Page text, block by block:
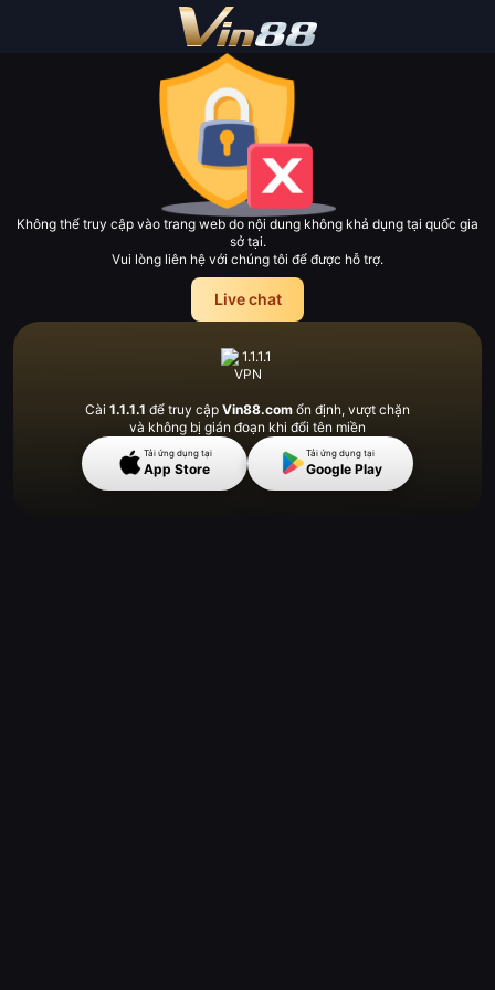
Không thể truy cập vào trang web do nội dung không khả dụng tại quốc gia
sở tại.
Vui lòng liên hệ với chúng tôi để được hỗ trợ.
Live chat
Cài 1.1.1.1 để truy cập Vin88.com ổn định, vượt chặn
và không bị gián đoạn khi đổi tên miền
Tải ứng dụng tại
App Store
Tải ứng dụng tại
Google Play